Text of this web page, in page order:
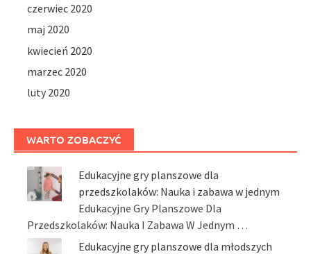
czerwiec 2020
maj 2020
kwiecień 2020
marzec 2020
luty 2020
WARTO ZOBACZYĆ
Edukacyjne gry planszowe dla
przedszkolaków: Nauka i zabawa w jednym
Edukacyjne Gry Planszowe Dla
Przedszkolaków: Nauka I Zabawa W Jednym …
Edukacyjne gry planszowe dla młodszych